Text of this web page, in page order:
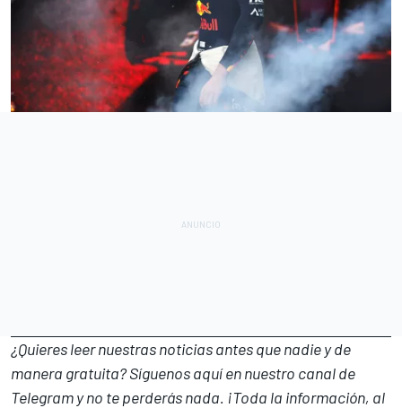
¿Quieres leer nuestras noticias antes que nadie y de
manera gratuita? Síguenosaquí en nuestro canal de
Telegramy no te perderás nada. ¡Toda la información, al